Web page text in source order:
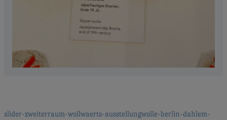
Beitragsnavigation
slider-zweiterraum-wollwaerts-ausstellungwolle-berlin-dahlem-